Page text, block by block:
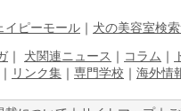
イピーモール ｜ 犬の美容室検
｜ 犬関連ニュース コラム
リンク集 専門学校 海外情